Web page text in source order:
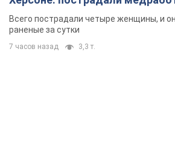
Всего пострадали четыре женщины, и
раненые за сутки
7 часов назад 3,3 т.